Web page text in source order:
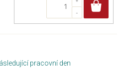
pracovní den